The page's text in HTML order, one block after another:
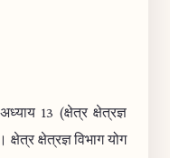
13 (क्षेत्र क्षेत्रज्ञ
क्षेत्रज्ञ विभाग योग